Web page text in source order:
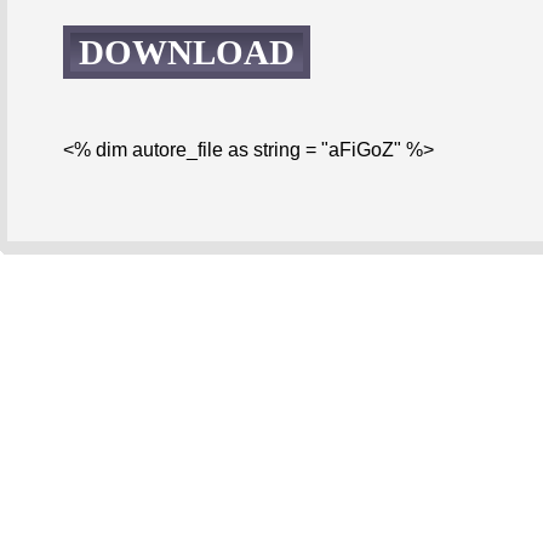
DOWNLOAD
<% dim autore_file as string = "aFiGoZ" %>